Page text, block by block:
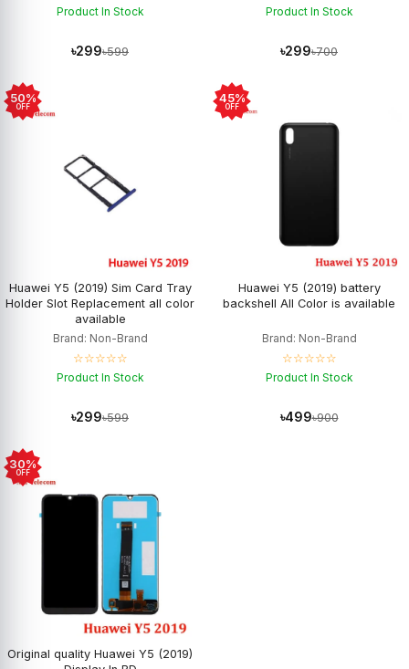
Product In Stock
৳299৳599
Product In Stock
৳299৳700
50%
OFF
Huawei Y5 (2019) Sim Card Tray
Holder Slot Replacement all color
available
Brand: Non-Brand
☆☆☆☆☆
Product In Stock
৳299৳599
45%
OFF
Huawei Y5 (2019) battery
backshell All Color is available
Brand: Non-Brand
☆☆☆☆☆
Product In Stock
৳499৳900
30%
OFF
Original quality Huawei Y5 (2019)